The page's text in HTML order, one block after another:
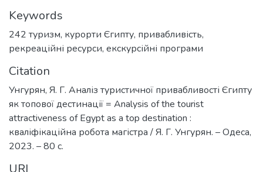
Keywords
242 туризм, курорти Єгипту, привабливість,
рекреаційні ресурси, екскурсійні програми
Citation
Унгурян, Я. Г. Аналіз туристичної привабливості Єгипту
як топової дестинації = Analysis of the tourist
attractiveness of Egypt as a top destination :
кваліфікаційна робота магістра / Я. Г. Унгурян. – Одеса,
2023. – 80 с.
URI